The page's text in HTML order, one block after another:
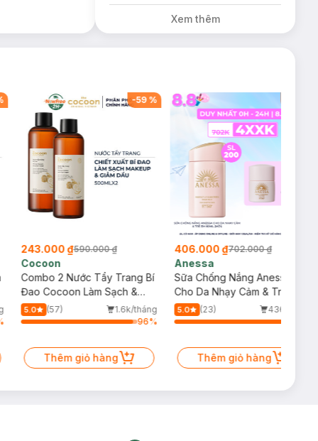
có hạn)
Xem thêm
-59%
243.000 ₫590.000 ₫
Cocoon
Combo 2 Nước Tẩy Trang Bí
Đao Cocoon Làm Sạch &
Giảm Dầu 500ml
5.0 (57)
1.6k/tháng
96%
Thêm giỏ hàng
406.000 ₫702.000 ₫
Anessa
Sữa Chống Nắng Anessa
Cho Da Nhạy Cảm & Trẻ Em
60ml (Mới)
5.0 (23)
436/tháng
Thêm giỏ hàng